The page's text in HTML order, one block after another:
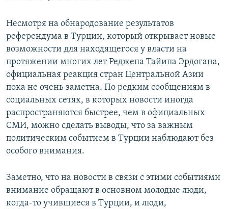
Несмотря на обнародование результатов
референдума в Турции, который открывает новые
возможности для находящегося у власти на
протяжении многих лет Реджепа Тайипа Эрдогана,
официальная реакция стран Центральной Азии
пока не очень заметна. По редким сообщениям в
социальных сетях, в которых новости иногда
распространяются быстрее, чем в официальных
СМИ, можно сделать выводы, что за важным
политическим событием в Турции наблюдают без
особого внимания.
Заметно, что на новости в связи с этими событиями
внимание обращают в основном молодые люди,
когда-то учившиеся в Турции, и люди,